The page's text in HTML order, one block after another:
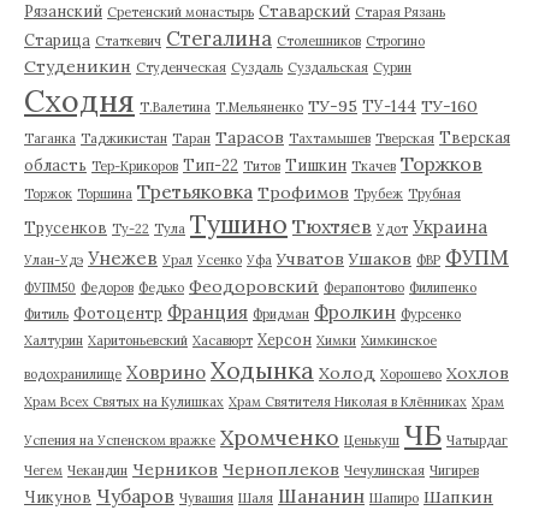
Рязанский Сретенский монастырь Ставарский Старая Рязань
Старица Статкевич Стегалина Столешников Строгино
Студеникин Студенческая Суздаль Суздальская Сурин
Сходня Т.Валетина Т.Мельяненко ТУ-95 ТУ-144 ТУ-160
Таганка Таджикистан Таран Тарасов Тахтамышев Тверская Тверская
область Тер-Крикоров Тип-22 Титов Тишкин Ткачев Торжков
Торжок Торшина Третьяковка Трофимов Трубеж Трубная
Трусенков Ту-22 Тула Тушино Тюхтяев Удот Украина
Улан-Удэ Унежев Урал Усенко Уфа Учватов Ушаков ФВР ФУПМ
ФУПМ50 Федоров Федько Феодоровский Ферапонтово Филипенко
Фитиль Фотоцентр Франция Фридман Фролкин Фурсенко
Халтурин Харитоньевский Хасавюрт Херсон Химки Химкинское
водохранилище Ховрино Ходынка Холод Хорошево Хохлов
Храм Всех Святых на Кулишках Храм Святителя Николая в Клённиках Храм
Успения на Успенском вражке Хромченко Ценькуш ЧБ Чатырдаг
Чегем Чекандин Черников Черноплеков Чечулинская Чигирев
Чикунов Чубаров Чувашия Шаля Шананин Шапиро Шапкин